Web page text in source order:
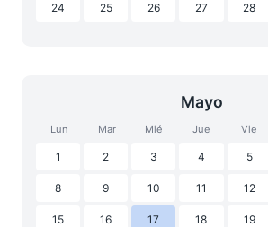
24 25 26 27 28
Mayo
Lun Mar Mié Jue Vie
1 2 3 4 5
8 9 10 11 12
15 16 17 18 19